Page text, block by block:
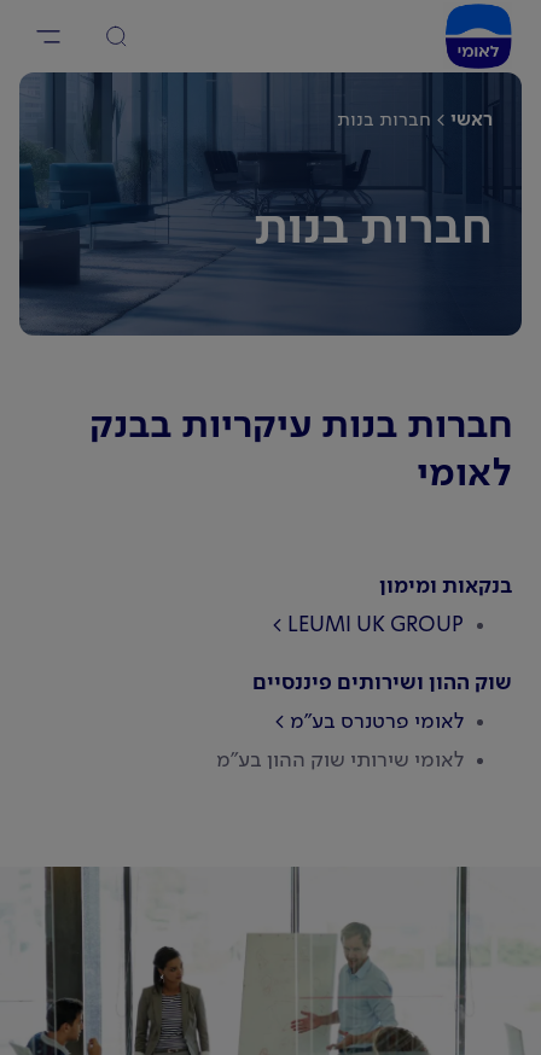
ראשי חברות בנות
חברות בנות
חברות בנות עיקריות בבנק
לאומי
בנקאות ומימון
LEUMI UK GROUP
שוק ההון ושירותים פיננסיים
לאומי פרטנרס בע"מ
לאומי שירותי שוק ההון בע"מ